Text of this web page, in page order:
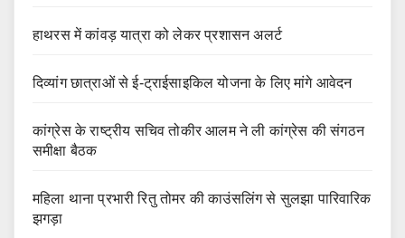
हाथरस में कांवड़ यात्रा को लेकर प्रशासन अलर्ट
दिव्यांग छात्राओं से ई-ट्राईसाइकिल योजना के लिए मांगे आवेदन
कांग्रेस के राष्ट्रीय सचिव तोकीर आलम ने ली कांग्रेस की संगठन
समीक्षा बैठक
महिला थाना प्रभारी रितु तोमर की काउंसलिंग से सुलझा पारिवारिक
झगड़ा